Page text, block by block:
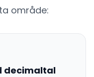
område:
decimaltal